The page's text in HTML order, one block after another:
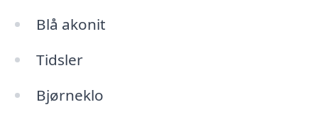
Blå akonit
Tidsler
Bjørneklo